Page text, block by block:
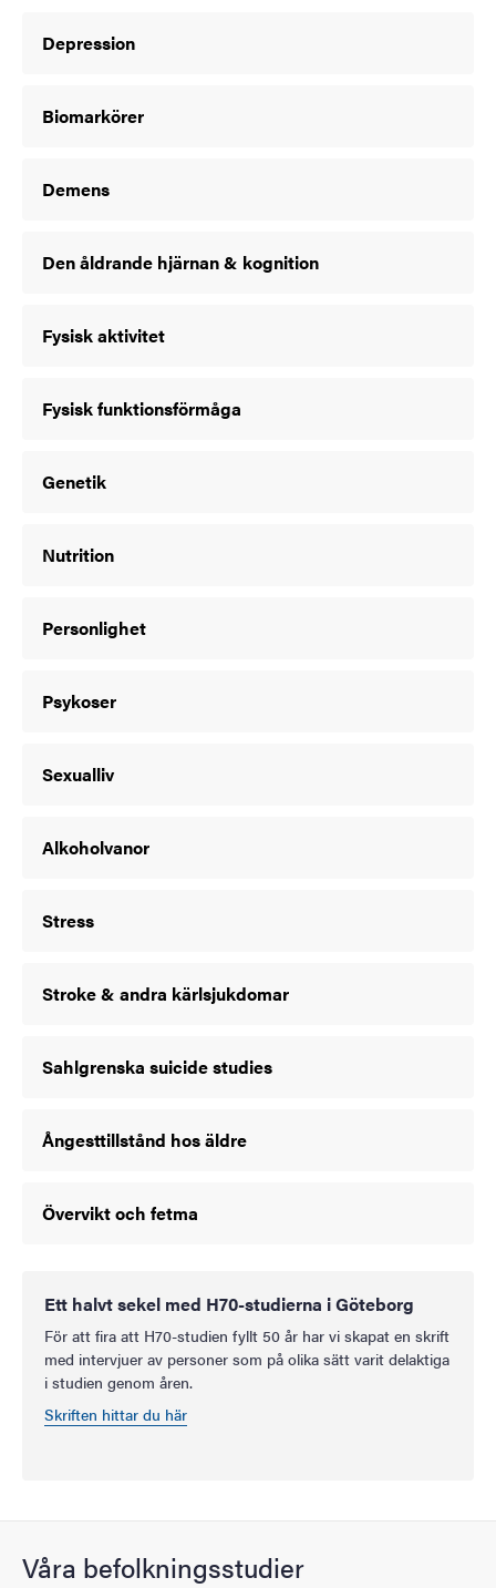
Depression
Biomarkörer
Demens
Den åldrande hjärnan & kognition
Fysisk aktivitet
Fysisk funktionsförmåga
Genetik
Nutrition
Personlighet
Psykoser
Sexualliv
Alkoholvanor
Stress
Stroke & andra kärlsjukdomar
Sahlgrenska suicide studies
Ångesttillstånd hos äldre
Övervikt och fetma
Ett halvt sekel med H70-studierna i Göteborg
För att fira att H70-studien fyllt 50 år har vi skapat en skrift
med intervjuer av personer som på olika sätt varit delaktiga
i studien genom åren.
Skriften hittar du här
Våra befolkningsstudier